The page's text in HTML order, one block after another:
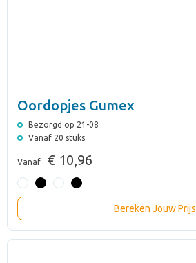
Oordopjes Gumex
Bezorgd op 21-08
Vanaf 20 stuks
Vanaf € 10,96
Bereken Jouw Prijs